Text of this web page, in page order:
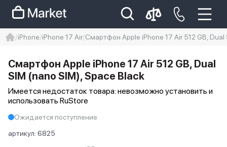
Iphone 14 pro max
айфон 14
iPhone iPhone 17 Air Смартфон Apple iPhone 17 Air 512 GB, Dual
Смартфон Apple iPhone 17 Air 512 GB, Dual
SIM (nano SIM), Space Black
Имеется недостаток товара: невозможно установить и
использовать RuStore
Ожидается поступление
артикул: 6825